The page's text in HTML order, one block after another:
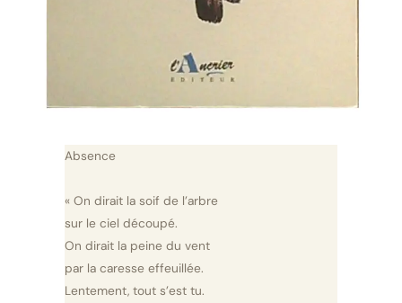
Absence
« On dirait la soif de l’arbre
sur le ciel découpé.
On dirait la peine du vent
par la caresse effeuillée.
Lentement, tout s’est tu.